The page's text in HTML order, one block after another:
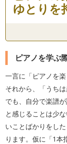
ゆとりを
ピアノを学ぶ
一言に「ピアノを
それから、「うち
でも、自分で楽譜
と感じることは少
いことばかりをし
ります。仮に「1本